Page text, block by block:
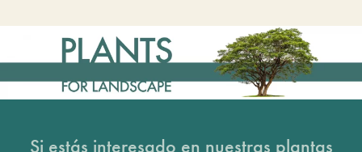
Si estás interesado en nuestras plantas